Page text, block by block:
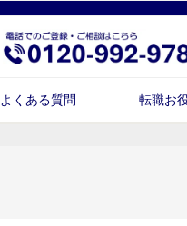
よくある質問 転職お